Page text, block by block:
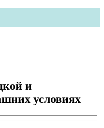
и
условиях